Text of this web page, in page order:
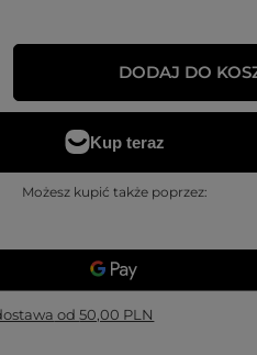
DODAJ DO
Możesz kupić także poprzez:
od50,00 PLN